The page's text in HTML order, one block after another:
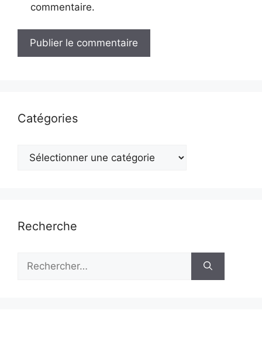
commentaire.
Catégories
Catégories
Recherche
Rechercher :